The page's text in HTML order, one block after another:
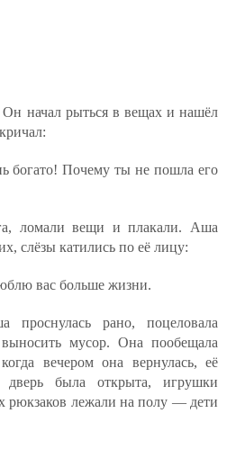
начал рыться в вещах и нашёл
Почему ты не пошла его
ломали вещи и плакали. Аша
слёзы катились по её лицу:
вас больше жизни.
рано, поцеловала
мусор. Она пообещала
вечером она вернулась, её
дверь была открыта, игрушки
рюкзаков лежали на полу — дети